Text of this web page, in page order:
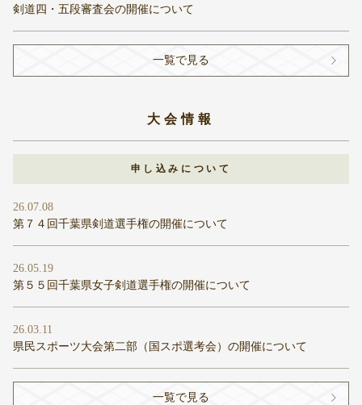
剣道四・五段審査会の開催について
一覧で見る
大会情報
申し込みについて
26.07.08
第７４回千葉県剣道選手権の開催について
26.05.19
第５５回千葉県女子剣道選手権の開催について
26.03.11
県民スポーツ大会第二部（国スポ選考会）の開催について
一覧で見る